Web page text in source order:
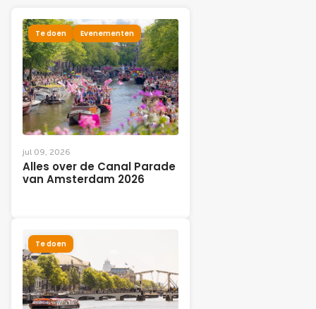
Te doen Evenementen
jul 09, 2026
Alles over de Canal Parade
van Amsterdam 2026
Te doen